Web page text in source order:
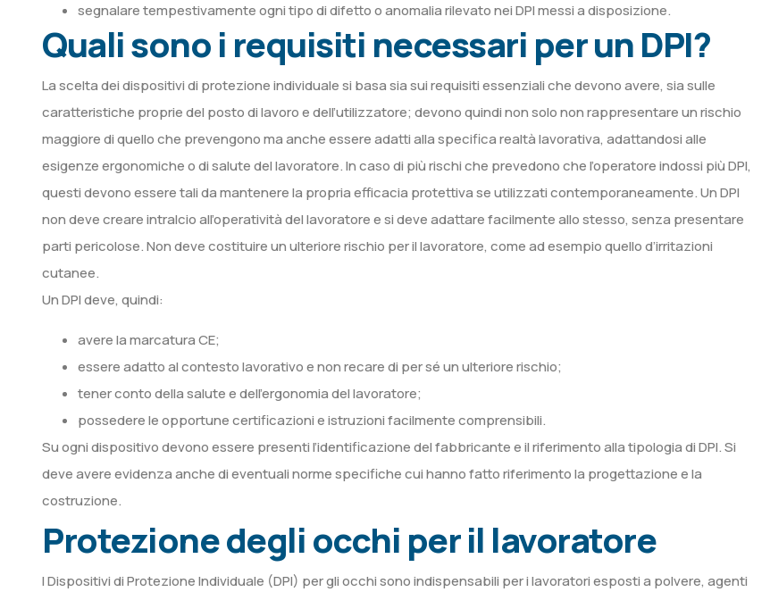
segnalare tempestivamente ogni tipo di difetto o anomalia rilevato nei DPI messi a disposizione.
Quali sono i requisiti necessari per un DPI?
La scelta dei dispositivi di protezione individuale si basa sia sui requisiti essenziali che devono avere, sia sulle
caratteristiche proprie del posto di lavoro e dell’utilizzatore; devono quindi non solo non rappresentare un rischio
maggiore di quello che prevengono ma anche essere adatti alla specifica realtà lavorativa, adattandosi alle
esigenze ergonomiche o di salute del lavoratore. In caso di più rischi che prevedono che l’operatore indossi più DPI,
questi devono essere tali da mantenere la propria efficacia protettiva se utilizzati contemporaneamente. Un DPI
non deve creare intralcio all’operatività del lavoratore e si deve adattare facilmente allo stesso, senza presentare
parti pericolose. Non deve costituire un ulteriore rischio per il lavoratore, come ad esempio quello d’irritazioni
cutanee.
Un DPI deve, quindi:
avere la marcatura CE;
essere adatto al contesto lavorativo e non recare di per sé un ulteriore rischio;
tener conto della salute e dell’ergonomia del lavoratore;
possedere le opportune certificazioni e istruzioni facilmente comprensibili.
Su ogni dispositivo devono essere presenti l’identificazione del fabbricante e il riferimento alla tipologia di DPI. Si
deve avere evidenza anche di eventuali norme specifiche cui hanno fatto riferimento la progettazione e la
costruzione.
Protezione degli occhi per il lavoratore
I Dispositivi di Protezione Individuale (DPI) per gli occhi sono indispensabili per i lavoratori esposti a polvere, agenti